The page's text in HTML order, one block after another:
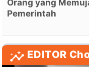
Orang yang
Pemerintah
EDITOR